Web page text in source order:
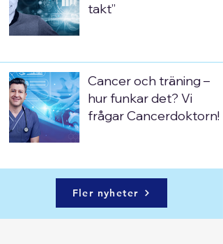
takt”
Cancer och träning –
hur funkar det? Vi
frågar Cancerdoktorn!
Fler nyheter